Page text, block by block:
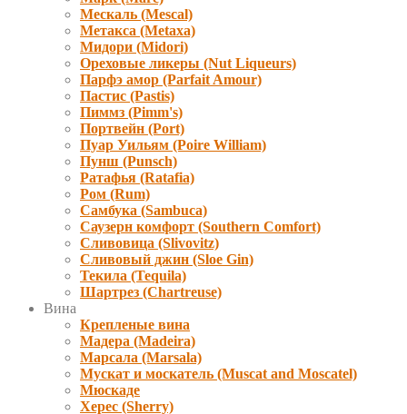
Мескаль (Mescal)
Метакса (Metaxa)
Мидори (Мidori)
Ореховые ликеры (Nut Liqueurs)
Парфэ амор (Parfait Amour)
Пастис (Pastis)
Пиммз (Pimm's)
Портвейн (Port)
Пуар Уильям (Poire William)
Пунш (Punsch)
Ратафья (Ratafia)
Ром (Rum)
Самбука (Sambuca)
Саузерн комфорт (Southern Comfort)
Сливовица (Slivovitz)
Сливовый джин (Sloe Gin)
Текила (Tequila)
Шартрез (Chartreuse)
Вина
Крепленые вина
Мадера (Madeira)
Марсала (Marsala)
Мускат и москатель (Muscat and Moscatel)
Мюскаде
Херес (Sherry)